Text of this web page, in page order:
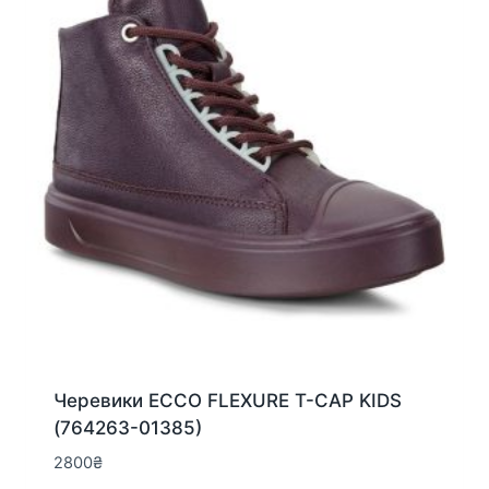
вибрати
на
сторінці
товару
Черевики ECCO FLEXURE T-CAP KIDS
(764263-01385)
2800₴